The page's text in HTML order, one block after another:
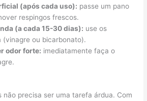
(após cada uso): passe um pano
respingos frescos.
(a cada 15-30 dias): use os
(vinagre ou bicarbonato).
odor forte: imediatamente faça o
não precisa ser uma tarefa árdua. Com